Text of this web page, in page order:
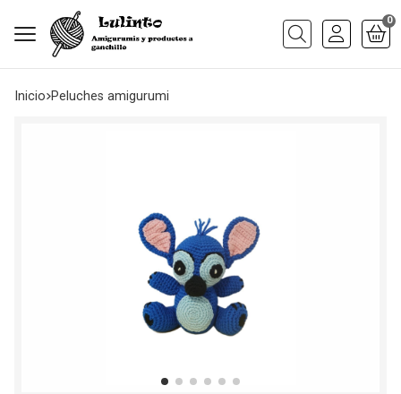
Buscar
0
Inicio peluches amigurumi